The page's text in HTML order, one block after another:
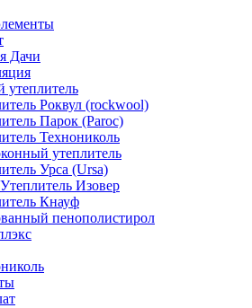
Дачи
утеплитель
Роквул (rockwool)
Парок (Paroc)
Технониколь
утеплитель
Урса (Ursa)
Утеплитель Изовер
Кнауф
пенополистирол